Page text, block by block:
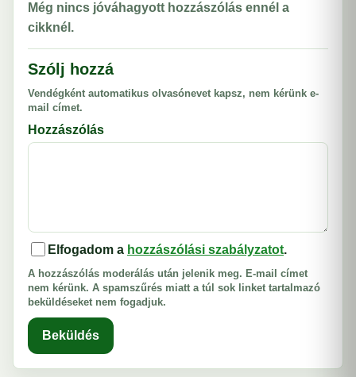
Még nincs jóváhagyott hozzászólás ennél a
cikknél.
Szólj hozzá
Vendégként automatikus olvasónevet kapsz, nem kérünk e-
mail címet.
Hozzászólás
Elfogadom a hozzászólási szabályzatot.
A hozzászólás moderálás után jelenik meg. E-mail címet
nem kérünk. A spamszűrés miatt a túl sok linket tartalmazó
beküldéseket nem fogadjuk.
Beküldés